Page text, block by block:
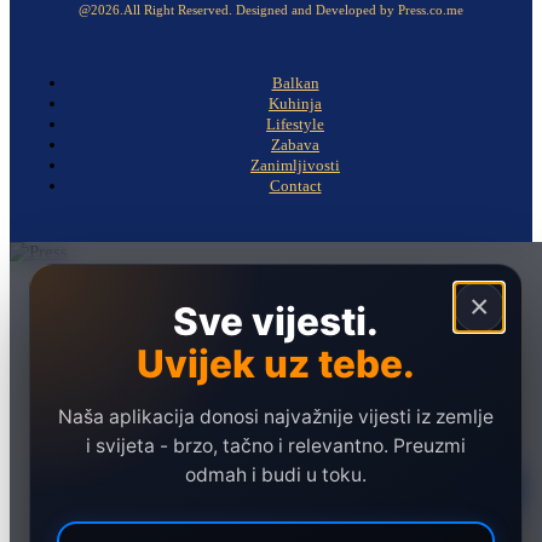
@2026.All Right Reserved. Designed and Developed by Press.co.me
Balkan
Kuhinja
Lifestyle
Zabava
Zanimljivosti
Contact
×
Sve vijesti.
Uvijek uz tebe.
Naša aplikacija donosi najvažnije vijesti iz zemlje
i svijeta - brzo, tačno i relevantno. Preuzmi
odmah i budi u toku.
Ekonomija